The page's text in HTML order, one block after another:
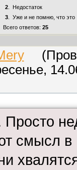
2
Недостаток
3
Уже и не помню, что это
Всего ответов: 25
Просто
смысл